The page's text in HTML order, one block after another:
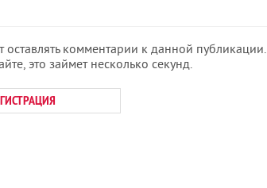
оставлять комментарии к данной публикации.
это займет несколько секунд.